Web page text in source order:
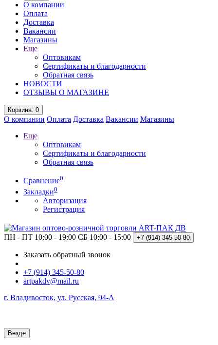
О компании
Оплата
Доставка
Вакансии
Магазины
Еще
Оптовикам
Сертификаты и благодарности
Обратная связь
НОВОСТИ
ОТЗЫВЫ О МАГАЗИНЕ
Корзина: 0
О компании Оплата Доставка Вакансии Магазины
Еще
Оптовикам
Сертификаты и благодарности
Обратная связь
Сравнение0
Закладки0
Авторизация
Регистрация
ПН - ПТ 10:00 - 19:00 СБ 10:00 - 15:00 +7 (914) 345-50-80
Заказать обратный звонок
+7 (914) 345-50-80
artpakdv@mail.ru
г. Владивосток, ул. Русская, 94-А
Везде